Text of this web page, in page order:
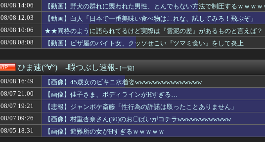
寺田心さん(18)、筋トレした結果無事かわいくなる（※画像あり）
【衝撃】ジムのランニングマシーン占拠してずっと歩いてる男の正体←これｗｗｗｗｗ
童貞だが女友達に勇気だしてSEXしよって言ったらこうなるwww
ワイ、コメダで豪遊
【悲報】久しぶりの嫁へのセ◯クスの誘い方、わからない・・・
【画像】イケおじ(54)、JKに酒と薬を飲ませて性加害、動画770本を発見
【動画】純国産ヒューマノイドロボ、ついに大公開ｗｗｗ技術力ホンマにえぐいな日本...
【動画】白人「日本で一番美味い食べ物はこれな、試してみろ！飛ぶぞ」
【画像】朝倉未来の元カノ、めちゃくちゃエグい乳を持つ
【動画】名古屋の警察、外国人グループに完全に舐められる
AmazonのアツさMax！心も踊る「マンガ毎週末セール（50%還元）」2日目...
【画像】イマドキ女子「クレジットカードの正しい使い方がコチラwww」
【画像】女の子「お●ぱいデカいせいで太って見えるのまじだるい🥲」
【画像】佐倉綾音(32)、自分のシコポイントに気がつくｗｗｗｗｗｗｗｗｗｗ
ディズニーJK、友達と脚の細さを比較されてしまうｗｗｗｗｗｗｗｗｗ （※画像...
08/08 14:06
【動画】野犬の群れに襲われた男性、とんでもない方法で制圧するｗｗｗｗ
08/08 12:03
【動画】白人「日本で一番美味い食べ物はこれな、試してみろ！飛ぶぞ」
08/08 10:06
★★同格のように語られてるけど実際は『雲泥の差』があるものと言えば？
08/08 08:08
【動画】ピザ屋のバイト女、クッソせこい『ツマミ食い』をして炎上
ひま速(°∀°) -暇つぶし速報- [一覧]
08/08 16:49
【画像】45歳女のビキニ水着姿wwwwwwwwwwwwwww
08/07 21:00
【画像】佳子さま、ボディラインがHすぎる…
08/07 19:21
【悲報】ジャンポケ斎藤「性行為の許諾は取ったことありません」
08/07 09:26
【画像】村重杏奈さん(30)のお〇ぱいがコチラwwwwwwwwwwww
08/05 18:31
【画像】避難所の女がHすぎるｗｗｗｗｗ